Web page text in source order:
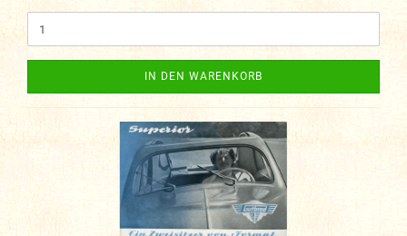
IN DEN WARENKORB